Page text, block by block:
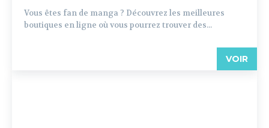
Vous êtes fan de manga ? Découvrez les meilleures
boutiques en ligne où vous pourrez trouver des...
VOIR